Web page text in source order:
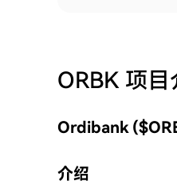
ORBK 项目
Ordibank
介绍